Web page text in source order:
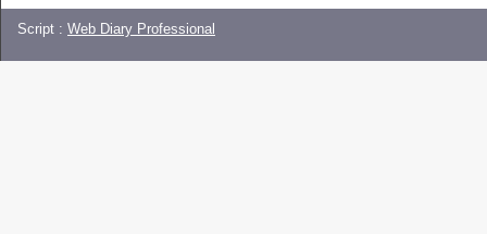
Script : Web Diary Professional